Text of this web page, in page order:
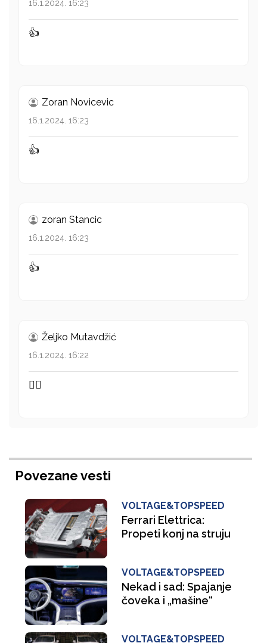
16.1.2024. 16:23
👍
Zoran Novicevic
16.1.2024. 16:23
👍
zoran Stancic
16.1.2024. 16:23
👍
Željko Mutavdžić
16.1.2024. 16:22
👍🏻
Povezane vesti
VOLTAGE&TOPSPEED
Ferrari Elettrica:
Propeti konj na struju
VOLTAGE&TOPSPEED
Nekad i sad: Spajanje
čoveka i „mašine“
VOLTAGE&TOPSPEED